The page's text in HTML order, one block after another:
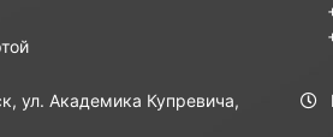
ул. Академика Купревича,